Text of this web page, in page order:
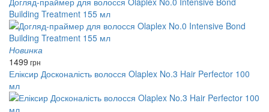
Building Treatment 155 мл
Новинка
1499 грн
Еліксир Досконалість волосся Olaplex No.3 Hair Perfector 100
мл